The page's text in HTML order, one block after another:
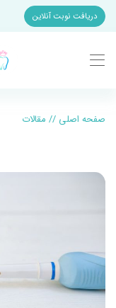
دریافت نوبت آنلاین
صفحه اصلی // مقالات